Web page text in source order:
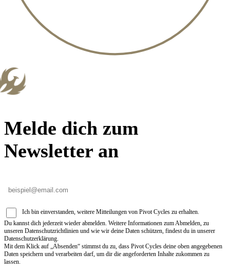
Melde dich zum
Newsletter an
Ich bin einverstanden, weitere Mitteilungen von Pivot Cycles zu erhalten.
Du kannst dich jederzeit wieder abmelden. Weitere Informationen zum Abmelden, zu
unseren Datenschutzrichtlinien und wie wir deine Daten schützen, findest du in unserer
Datenschutzerklärung.
Mit dem Klick auf „Absenden“ stimmst du zu, dass Pivot Cycles deine oben angegebenen
Daten speichern und verarbeiten darf, um dir die angeforderten Inhalte zukommen zu
lassen.